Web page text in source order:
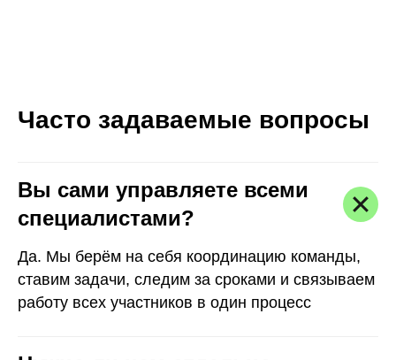
Часто задаваемые вопросы
Вы сами управляете всеми
специалистами?
Да. Мы берём на себя координацию команды,
ставим задачи, следим за сроками и связываем
работу всех участников в один процесс